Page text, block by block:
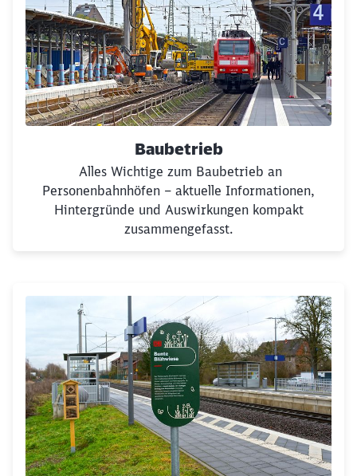
Baubetrieb
Alles Wichtige zum Baubetrieb an
Personenbahnhöfen – aktuelle Informationen,
Hintergründe und Auswirkungen kompakt
zusammengefasst.
weitergeleitet